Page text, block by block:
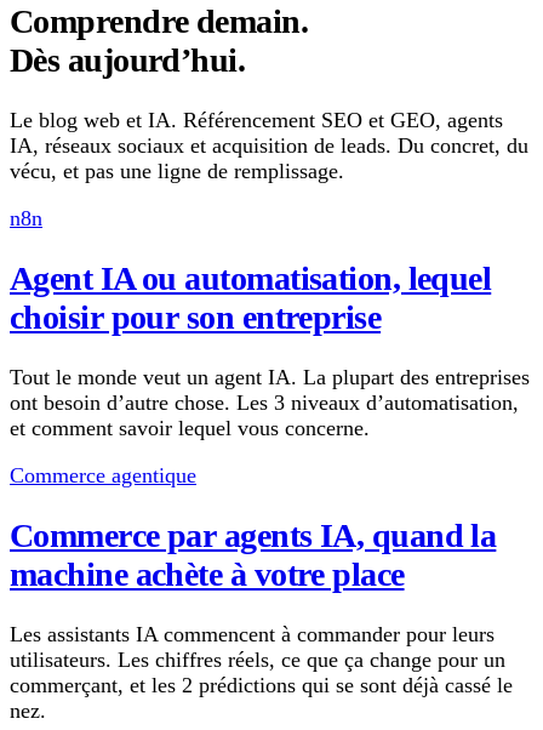
Comprendre demain.
Dès aujourd’hui.
Le blog web et IA. Référencement SEO et GEO, agents
IA, réseaux sociaux et acquisition de leads. Du concret, du
vécu, et pas une ligne de remplissage.
n8n
Agent IA ou automatisation, lequel
choisir pour son entreprise
Tout le monde veut un agent IA. La plupart des entreprises
ont besoin d’autre chose. Les 3 niveaux d’automatisation,
et comment savoir lequel vous concerne.
Commerce agentique
Commerce par agents IA, quand la
machine achète à votre place
Les assistants IA commencent à commander pour leurs
utilisateurs. Les chiffres réels, ce que ça change pour un
commerçant, et les 2 prédictions qui se sont déjà cassé le
nez.